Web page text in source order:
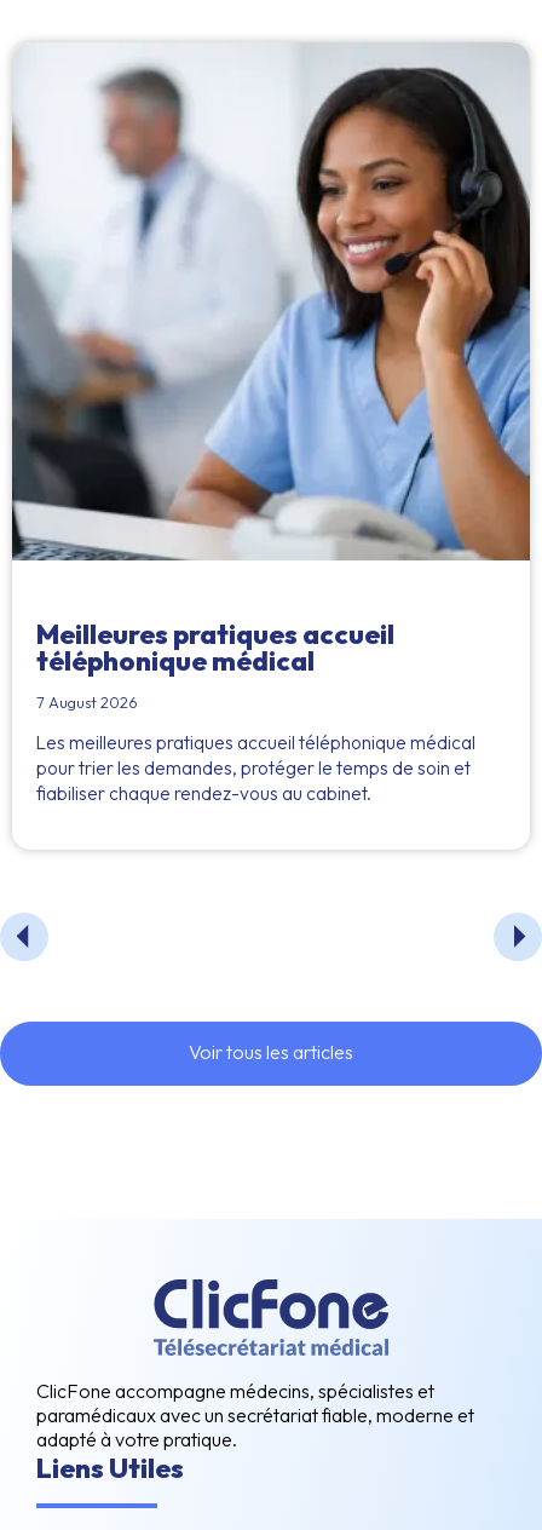
Meilleures pratiques accueil
téléphonique médical
7 August 2026
Les meilleures pratiques accueil téléphonique médical
pour trier les demandes, protéger le temps de soin et
fiabiliser chaque rendez-vous au cabinet.
Voir tous les articles
ClicFone accompagne médecins, spécialistes et
paramédicaux avec un secrétariat fiable, moderne et
adapté à votre pratique.
Liens Utiles